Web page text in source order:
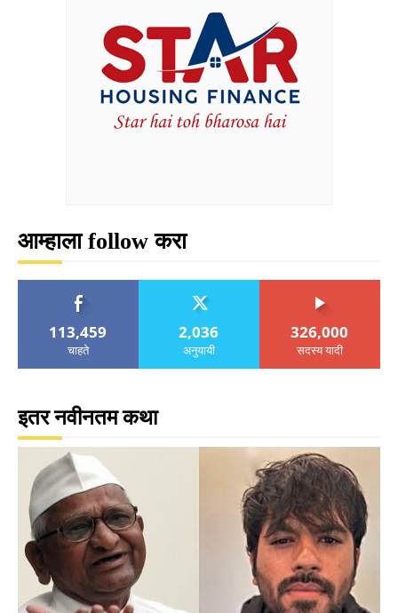
आम्हाला follow करा
113,459
चाहते
2,036
अनुयायी
326,000
सदस्य यादी
इतर नवीनतम कथा